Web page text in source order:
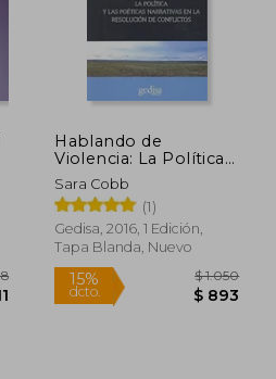
Hablando de
Violencia: La Política y
las Poéticas Narrativas
en la Resolución de
Conflictos
Sara Cobb
(1)
Gedisa, 2016, 1 Edición,
Tapa Blanda, Nuevo